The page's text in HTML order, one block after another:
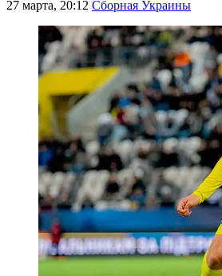
27 марта, 20:12 Сборная Украины